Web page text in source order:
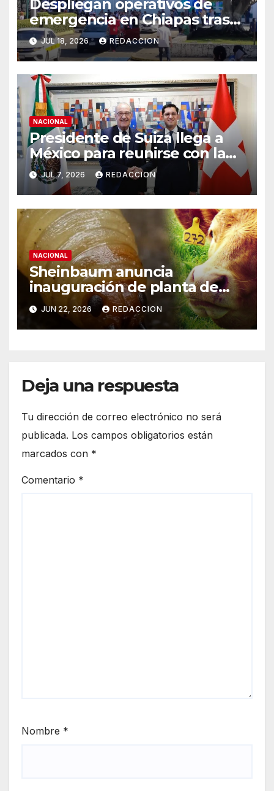
Despliegan operativos de
emergencia en Chiapas tras
sismos de magnitud 7.4 y 5.8
JUL 18, 2026 REDACCION
NACIONAL
Presidente de Suiza llega a
México para reunirse con la
presidenta Claudia
Sheinbaum
JUL 7, 2026 REDACCION
NACIONAL
Sheinbaum anuncia
inauguración de planta de
mosca para combatir gusano
barrenador el viernes;
ganaderos “le dieron la
JUN 22, 2026 REDACCION
Deja una respuesta
Tu dirección de correo electrónico no será
publicada. Los campos obligatorios están
marcados con *
Comentario *
Nombre *